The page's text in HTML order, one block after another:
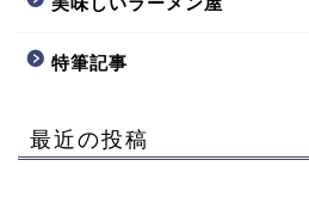
特筆記事
最近の投稿